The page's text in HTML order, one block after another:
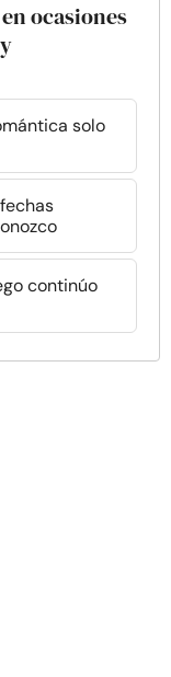
ocasiones
solo
continúo